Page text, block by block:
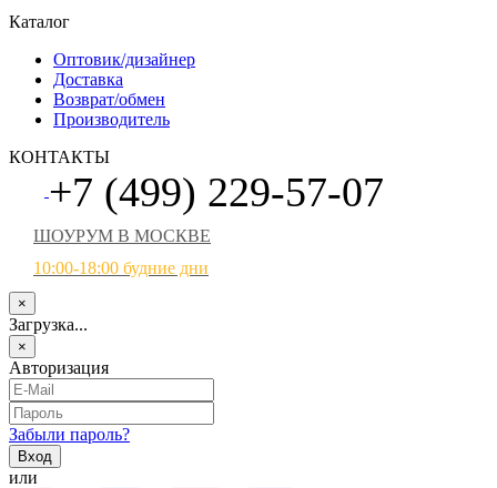
Каталог
Оптовик/дизайнер
Доставка
Возврат/обмен
Производитель
КОНТАКТЫ
+7 (499) 229-57-07
ШОУРУМ В МОСКВЕ
10:00-18:00 будние дни
×
Загрузка...
×
Авторизация
Забыли пароль?
или